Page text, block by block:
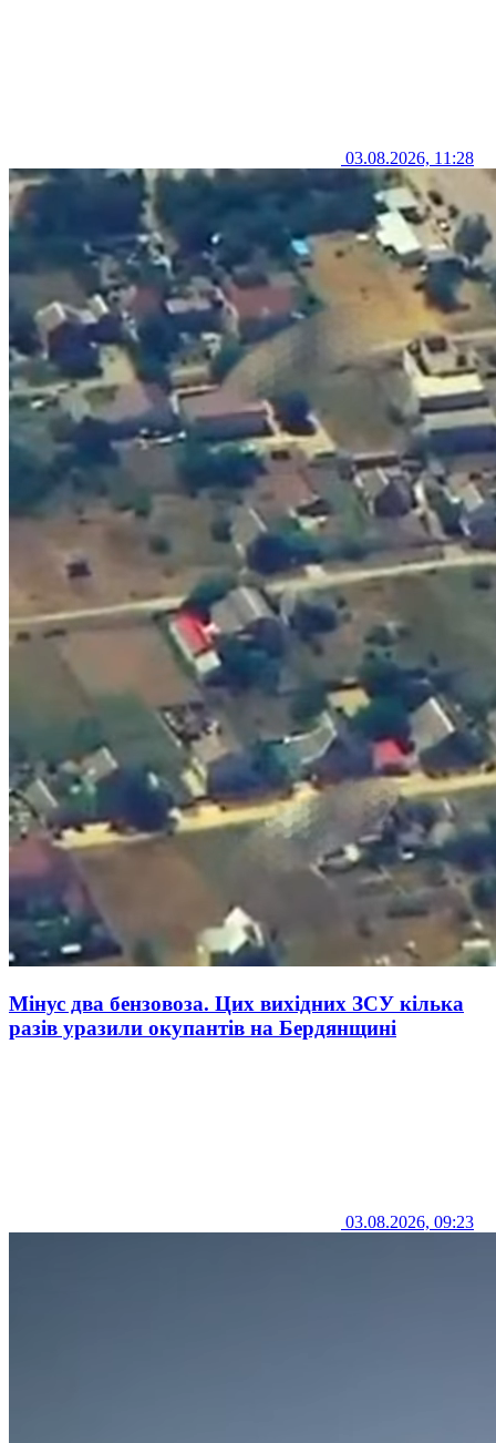
03.08.2026, 11:28
Мінус два бензовоза. Цих вихідних ЗСУ кілька
разів уразили окупантів на Бердянщині
03.08.2026, 09:23